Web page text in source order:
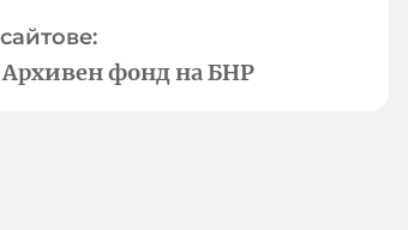
Архивен фонд на БНР